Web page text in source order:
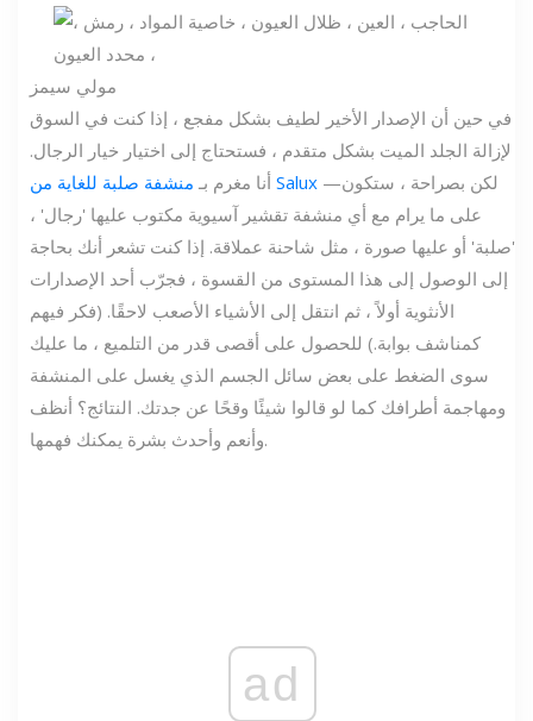
مولي سيمز
في حين أن الإصدار الأخير لطيف بشكل مفجع ، إذا كنت في السوق
لإزالة الجلد الميت بشكل متقدم ، فستحتاج إلى اختيار خيار الرجال.
أنا مغرم بـ منشفة صلبة للغاية من Salux —لكن بصراحة ، ستكون
على ما يرام مع أي منشفة تقشير آسيوية مكتوب عليها 'رجال' ،
'صلبة' أو عليها صورة ، مثل شاحنة عملاقة. إذا كنت تشعر أنك بحاجة
إلى الوصول إلى هذا المستوى من القسوة ، فجرّب أحد الإصدارات
الأنثوية أولاً ، ثم انتقل إلى الأشياء الأصعب لاحقًا. (فكر فيهم
كمناشف بوابة.) للحصول على أقصى قدر من التلميع ، ما عليك
سوى الضغط على بعض سائل الجسم الذي يغسل على المنشفة
ومهاجمة أطرافك كما لو قالوا شيئًا وقحًا عن جدتك. النتائج؟ أنظف
وأنعم وأحدث بشرة يمكنك فهمها.
ad